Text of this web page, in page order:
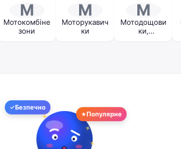
М
Мотокомбіне
зони
М
Моторукавич
ки
М
Мотодощови
ки,
Безпечно
Популярне
Ласкаво просимо!
Увійдіть або створіть акаунт
Google